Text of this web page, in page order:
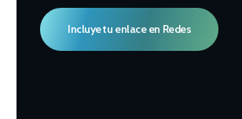
Incluye tu enlace en Redes